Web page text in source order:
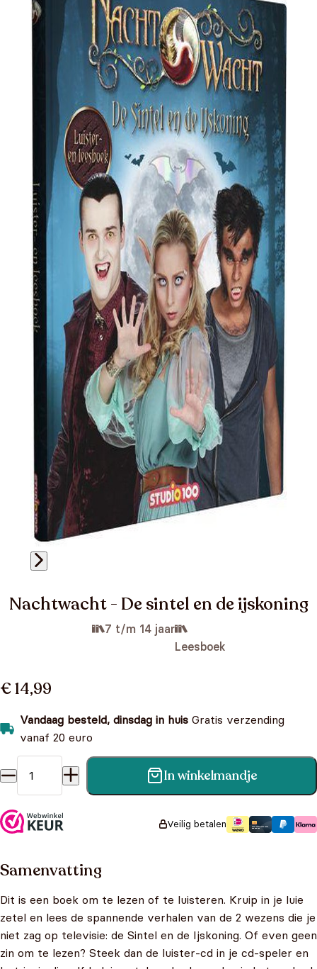
Nachtwacht - De sintel en de ijskoning
7 t/m 14 jaar
Leesboek
€ 14,99
Vandaag besteld, dinsdag in huis Gratis verzending
vanaf 20 euro
Nachtwacht - De sintel en de ijskoning aantal
In winkelmandje
Veilig betalen
Samenvatting
Dit is een boek om te lezen of te luisteren. Kruip in je luie
zetel en lees de spannende verhalen van de 2 wezens die je
niet zag op televisie: de Sintel en de Ijskoning. Of even geen
zin om te lezen? Steek dan de luister-cd in je cd-speler en